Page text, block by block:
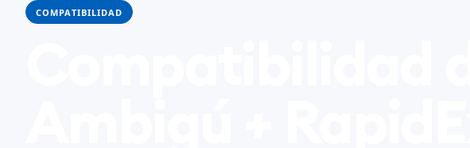
COMPATIBILIDAD